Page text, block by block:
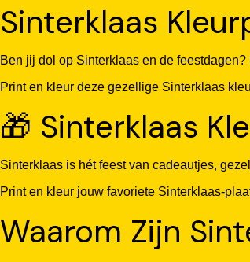
Sinterklaas
Ben jij dol op Sinterklaas en de
Print en kleur deze gezellige Sinterklaas
🎁 Sinterklaas
Sinterklaas is hét feest van cadeautjes,
Print en kleur jouw favoriete Sinterklaas-
Waarom Zijn